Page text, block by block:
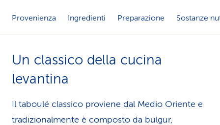
r
z
o
Provenienza Ingredienti Preparazione Sostanze
Un classico della cucina
levantina
Il taboulé classico proviene dal Medio Oriente e
tradizionalmente è composto da bulgur,